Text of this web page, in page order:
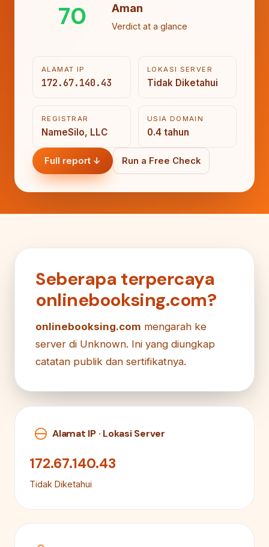
70 Aman
Verdict at a glance
ALAMAT IP
172.67.140.43
LOKASI SERVER
Tidak Diketahui
REGISTRAR
NameSilo, LLC
USIA DOMAIN
0.4 tahun
Full report ↓ Run a Free Check
Seberapa terpercaya
onlinebooksing.com?
onlinebooksing.com mengarah ke
server di Unknown. Ini yang diungkap
catatan publik dan sertifikatnya.
Alamat IP · Lokasi Server
172.67.140.43
Tidak Diketahui